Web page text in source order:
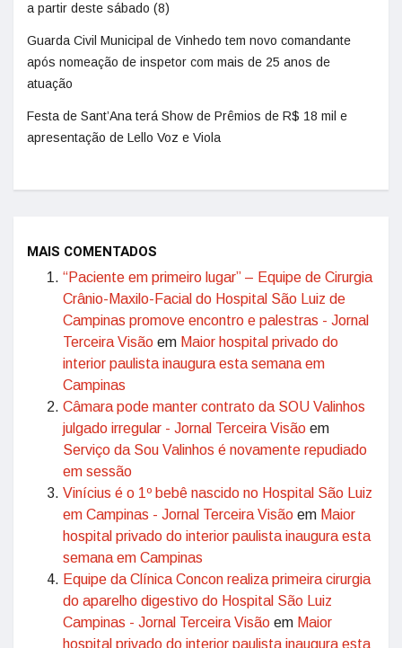
a partir deste sábado (8)
Guarda Civil Municipal de Vinhedo tem novo comandante
após nomeação de inspetor com mais de 25 anos de
atuação
Festa de Sant’Ana terá Show de Prêmios de R$ 18 mil e
apresentação de Lello Voz e Viola
MAIS COMENTADOS
“Paciente em primeiro lugar” – Equipe de Cirurgia
Crânio-Maxilo-Facial do Hospital São Luiz de
Campinas promove encontro e palestras - Jornal
Terceira Visão em Maior hospital privado do
interior paulista inaugura esta semana em
Campinas
Câmara pode manter contrato da SOU Valinhos
julgado irregular - Jornal Terceira Visão em
Serviço da Sou Valinhos é novamente repudiado
em sessão
Vinícius é o 1º bebê nascido no Hospital São Luiz
em Campinas - Jornal Terceira Visão em Maior
hospital privado do interior paulista inaugura esta
semana em Campinas
Equipe da Clínica Concon realiza primeira cirurgia
do aparelho digestivo do Hospital São Luiz
Campinas - Jornal Terceira Visão em Maior
hospital privado do interior paulista inaugura esta